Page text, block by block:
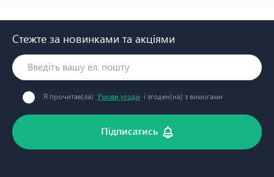
Стежте за новинками та акціями
Я прочитав(ла) Умови угоди і згоден(на) з вимогами
Підписатись